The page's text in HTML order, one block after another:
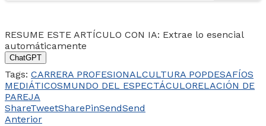
RESUME ESTE ARTÍCULO CON IA: Extrae lo esencial
automáticamente
ChatGPT
Tags: CARRERA PROFESIONALCULTURA POPDESAFÍOS
MEDIÁTICOSMUNDO DEL ESPECTÁCULORELACIÓN DE
PAREJA
ShareTweetSharePinSendSend
Anterior